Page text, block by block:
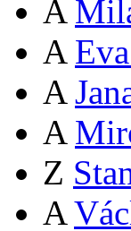
A
A
A
A
Z
A